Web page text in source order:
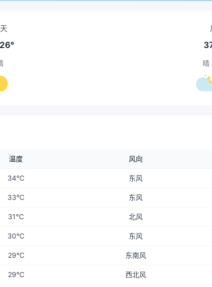
晴
温度 风向
34℃ 东风
33℃ 东风
31℃ 北风
30℃ 东风
29℃ 东南风
29℃ 西北风